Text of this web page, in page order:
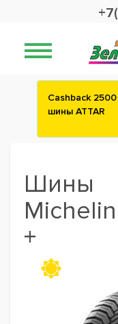
Сashback
шины ATTAR
Шины
+